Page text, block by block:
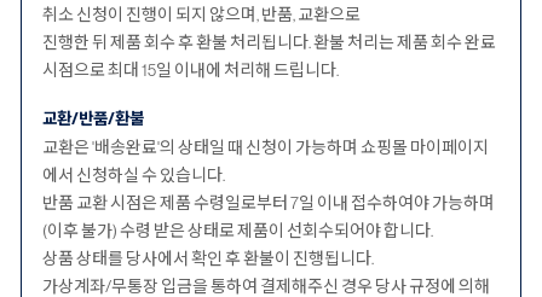
취소 신청이 진행이 되지 않으며, 반품, 교환으로
진행한 뒤 제품 회수 후 환불 처리됩니다. 환불 처리는 제품 회수 완료
시점으로 최대 15일 이내에 처리해 드립니다.
교환/반품/환불
교환은 '배송완료'의 상태일 때 신청이 가능하며 쇼핑몰 마이페이지
에서 신청하실 수 있습니다.
반품 교환 시점은 제품 수령일로부터 7일 이내 접수하여야 가능하며
(이후 불가) 수령 받은 상태로 제품이 선회수되어야 합니다.
상품 상태를 당사에서 확인 후 환불이 진행됩니다.
가상계좌/무통장 입금을 통하여 결제해주신 경우 당사 규정에 의해